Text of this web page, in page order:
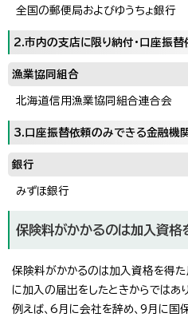
全国の郵便局およびゆうちょ銀行
2.市内の支店に限り納付・口座振
漁業協同組合
北海道信用漁業協同組合連合会
3.口座振替依頼のみできる金融機
銀行
みずほ銀行
保険料がかかるのは加入資格
保険料がかかるのは加入資格を得た
に加入の届出をしたときからではあり
例えば、6月に会社を辞め、9月に国